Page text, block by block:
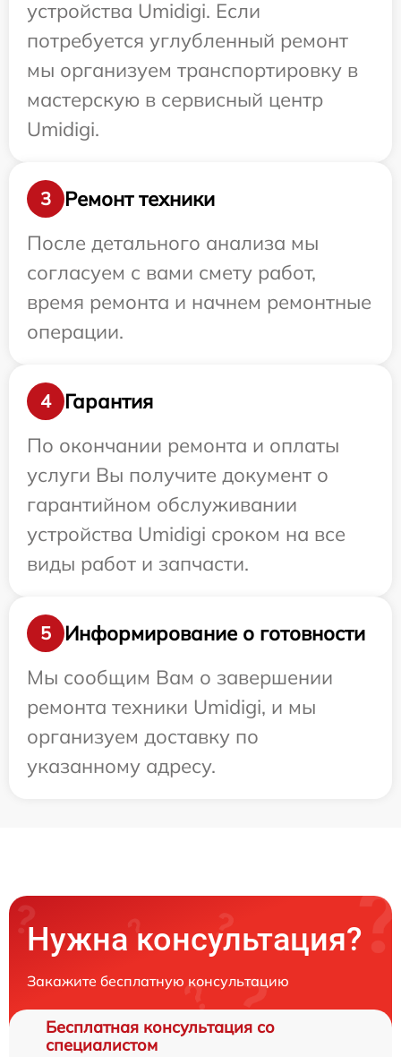
устройства Umidigi. Если
потребуется углубленный ремонт
мы организуем транспортировку в
мастерскую в сервисный центр
Umidigi.
3
Ремонт техники
После детального анализа мы
согласуем с вами смету работ,
время ремонта и начнем ремонтные
операции.
4
Гарантия
По окончании ремонта и оплаты
услуги Вы получите документ о
гарантийном обслуживании
устройства Umidigi сроком на все
виды работ и запчасти.
5
Информирование о готовности
Мы сообщим Вам о завершении
ремонта техники Umidigi, и мы
организуем доставку по
указанному адресу.
Нужна консультация?
Закажите бесплатную консультацию
Бесплатная консультация со
специалистом